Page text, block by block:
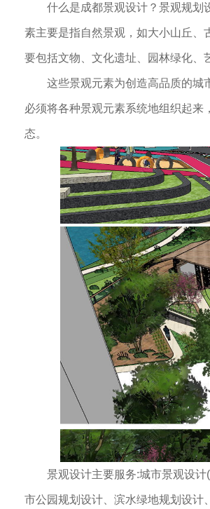
什么是成都景观设计？景观规划
素主要是指自然景观，如大小山丘、
要包括文物、文化遗址、园林绿化、
这些景观元素为创造高品质的城
必须将各种景观元素系统地组织起来
态。
景观设计主要服务:城市景观设
市公园规划设计、滨水绿地规划设计